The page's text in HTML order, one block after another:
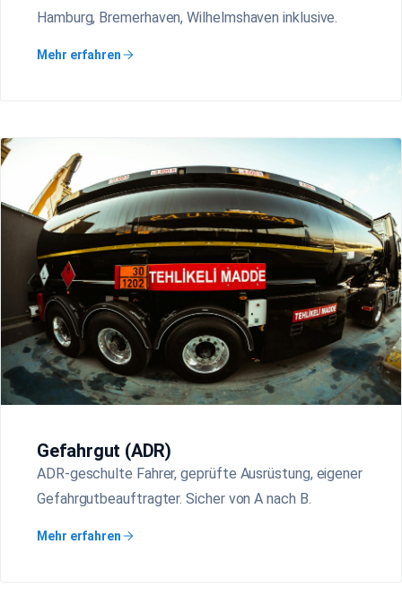
Hamburg, Bremerhaven, Wilhelmshaven inklusive.
Mehr erfahren
Gefahrgut (ADR)
ADR-geschulte Fahrer, geprüfte Ausrüstung, eigener
Gefahrgutbeauftragter. Sicher von A nach B.
Mehr erfahren